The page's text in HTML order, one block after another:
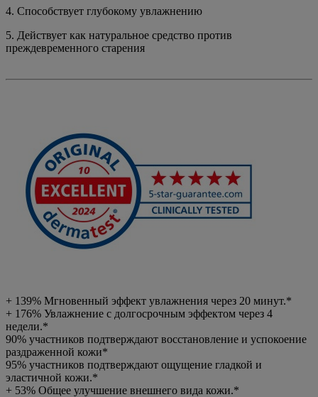
4. Способствует глубокому увлажнению
5. Действует как натуральное средство против
преждевременного старения
+ 139% Мгновенный эффект увлажнения через 20 минут.*
+ 176% Увлажнение с долгосрочным эффектом через 4
недели.*
90% участников подтверждают восстановление и успокоение
раздраженной кожи*
95% участников подтверждают ощущение гладкой и
эластичной кожи.*
+ 53% Общее улучшение внешнего вида кожи.*